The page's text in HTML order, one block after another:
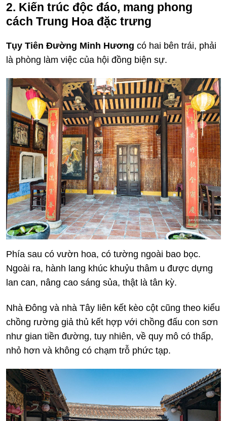
2. Kiến trúc độc đáo, mang phong
cách Trung Hoa đặc trưng
Tụy Tiên Đư­ờng Minh Hương có hai bên trái, phải
là phòng làm việc của hội đồng biện sự.
Phía sau có v­ườn hoa, có tư­ờng ngoài bao bọc.
Ngoài ra, hành lang khúc khuỷu thâm u đ­ược dựng
lan can, nâng cao sáng sủa, thật là tân kỳ.
Nhà Đông và nhà Tây liên kết kèo cột cũng theo kiểu
chồng rường giả thủ kết hợp với chồng đấu con sơn
như gian tiền đường, tuy nhiên, về quy mô có thấp,
nhỏ hơn và không có chạm trỗ phức tạp.